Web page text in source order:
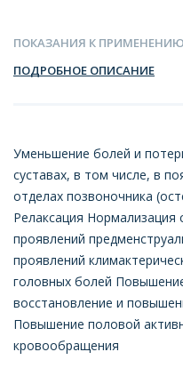
ПОКАЗАНИЯ К ПРИМЕНЕНИЮ
ПОДРОБНОЕ ОПИСАНИЕ
Уменьшение болей и
суставах, в том числе, в
отделах позвоночника
Релаксация Нормализация
проявлений
проявлений
головных болей
восстановление и
Повышение половой
кровообращения